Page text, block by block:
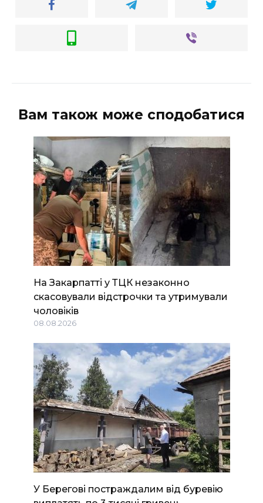
Вам також може сподобатися
На Закарпатті у ТЦК незаконно
скасовували відстрочки та утримували
чоловіків
08.08.2026
У Берегові постраждалим від буревію